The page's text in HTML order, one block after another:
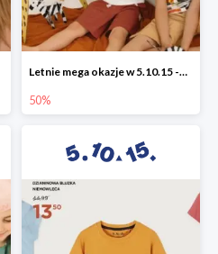
Letnie mega okazje w 5.10.15 -50%
50%